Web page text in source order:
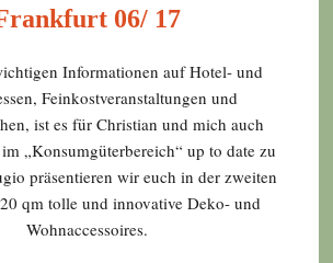
06/ 17
Informationen auf Hotel- und
Feinkostveranstaltungen und
ist es für Christian und mich auch
„Konsumgüterbereich“ up to date zu
präsentieren wir euch in der zweiten
qm tolle und innovative Deko- und
Wohnaccessoires.